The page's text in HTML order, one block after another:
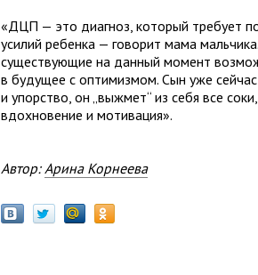
«ДЦП — это диагноз, который требует
усилий ребенка — говорит мама
существующие на данный момент
в будущее с оптимизмом. Сын уже
и упорство, он „выжмет“ из себя все
вдохновение и мотивация».
Автор:Арина Корнеева